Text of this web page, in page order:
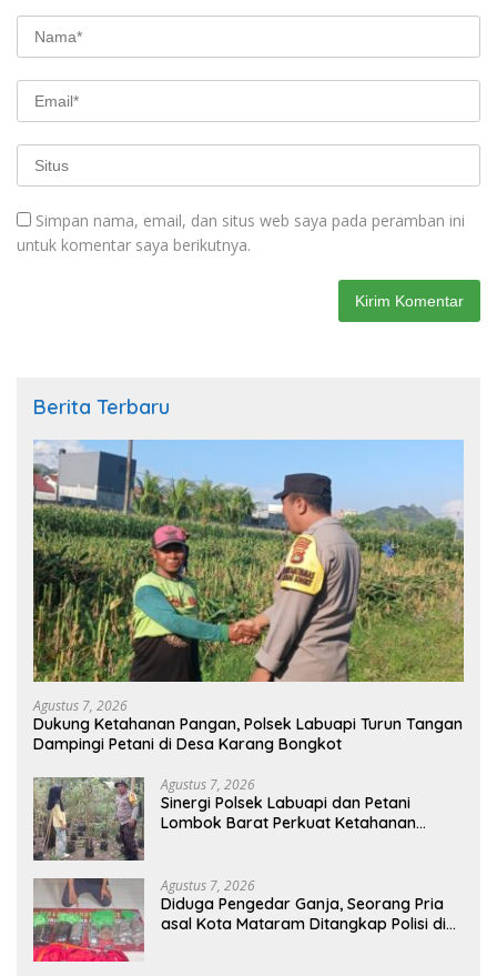
Simpan nama, email, dan situs web saya pada peramban ini
untuk komentar saya berikutnya.
Berita Terbaru
Agustus 7, 2026
Dukung Ketahanan Pangan, Polsek Labuapi Turun Tangan
Dampingi Petani di Desa Karang Bongkot
Agustus 7, 2026
Sinergi Polsek Labuapi dan Petani
Lombok Barat Perkuat Ketahanan
Agustus 7, 2026
Diduga Pengedar Ganja, Seorang Pria
asal Kota Mataram Ditangkap Polisi di